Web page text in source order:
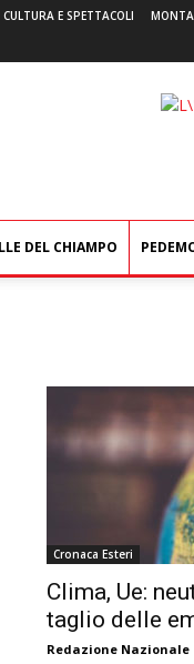
CULTURA E SPETTACOLI
DEL CHIAMPO
Cronaca Esteri
Clima, Ue:
taglio delle
Redazione Nazionale